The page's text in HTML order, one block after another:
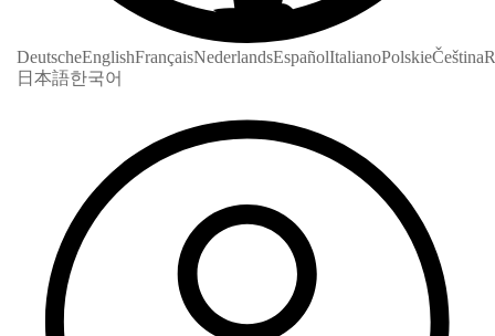
DeutscheEnglishFrançaisNederlandsEspañolItalianoPolskieČeština
日本語한국어